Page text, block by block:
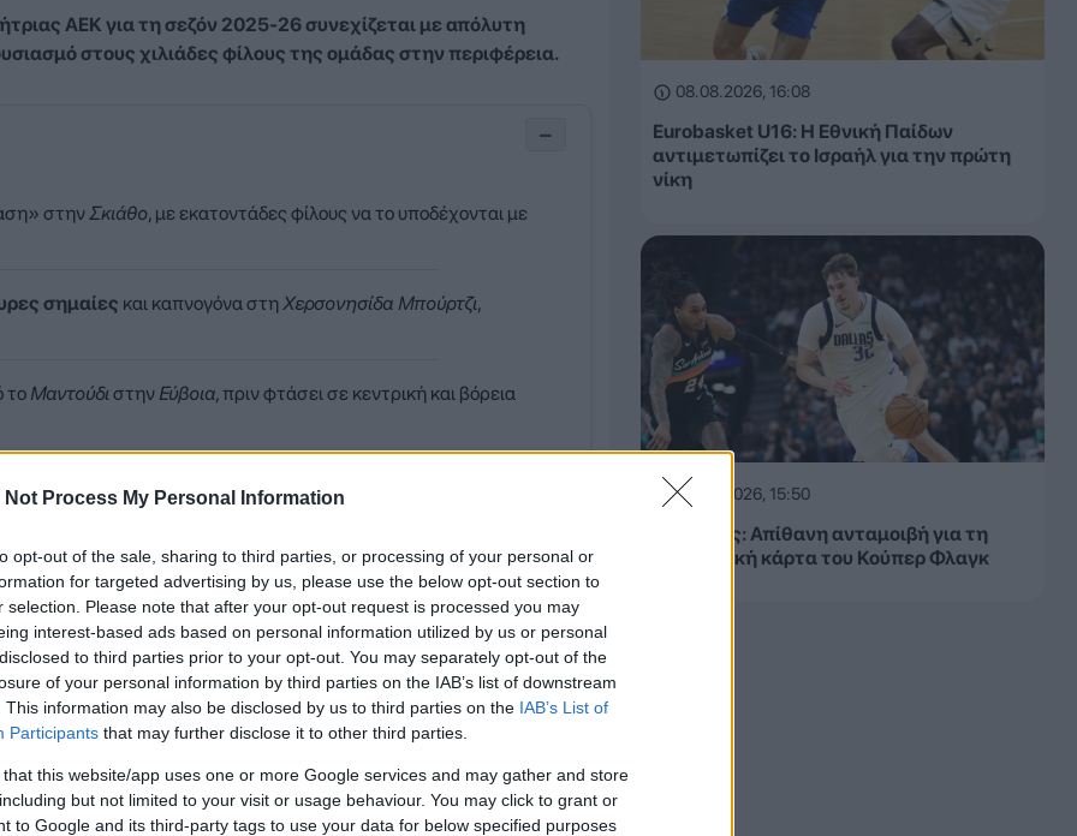
Not Process My Personal Information
opt-out of the sale, sharing to third parties, or processing of your personal or
for targeted advertising by us, please use the below opt-out section to
selection. Please note that after your opt-out request is processed you may
interest-based ads based on personal information utilized by us or personal
to third parties prior to your opt-out. You may separately opt-out of the
of your personal information by third parties on the IAB’s list of downstream
This information may also be disclosed by us to third parties on the IAB’s List of
Participants that may further disclose it to other third parties.
that this website/app uses one or more Google services and may gather and store
but not limited to your visit or usage behaviour. You may click to grant or
to Google and its third-party tags to use your data for below specified purposes
ΑΕΚ για τη σεζόν 2025-26 συνεχίζεται με απόλυτη
στους χιλιάδες φίλους της ομάδας στην περιφέρεια.
−
στηνΣκιάθο, με εκατοντάδες φίλους να το υποδέχονται με
σημαίες και καπνογόνα στηΧερσονησίδα Μπούρτζι,
το Μαντούδιστην Εύβοια, πριν φτάσει σε κεντρική και βόρεια
της ιστορίας του Δικεφάλου έκανε «απόβαση» στην πανέμορφη
ταξίδι του τροπαίου στα νησιά των Βορείων Σποράδων.
08.08.2026, 16:08
Eurobasket U16: Η Εθνική Παίδων
αντιμετωπίζει το Ισραήλ για την πρώτη
νίκη
08.08.2026, 15:50
Μάβερικς: Απίθανη ανταμοιβή για τη
συλλεκτική κάρτα του Κούπερ Φλαγκ